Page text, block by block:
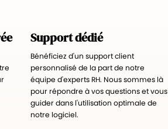
Support dédié
Bénéficiez d'un support client
personnalisé de la part de notre
équipe d'experts RH. Nous sommes là
pour répondre à vos questions et vous
guider dans l'utilisation optimale de
notre logiciel.